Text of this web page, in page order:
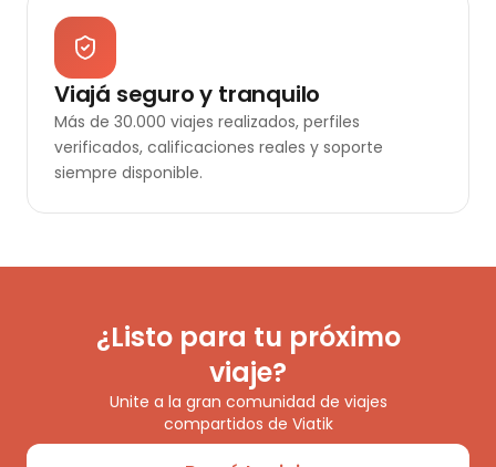
Viajá seguro y tranquilo
Más de 30.000 viajes realizados, perfiles
verificados, calificaciones reales y soporte
siempre disponible.
¿Listo para tu próximo
viaje?
Unite a la gran comunidad de viajes
compartidos de Viatik